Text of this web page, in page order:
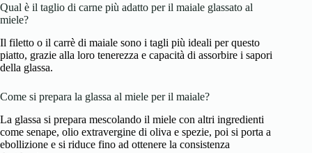
Qual è il taglio di carne più adatto per il maiale glassato al
miele?
Il filetto o il carrè di maiale sono i tagli più ideali per questo
piatto, grazie alla loro tenerezza e capacità di assorbire i sapori
della glassa.
Come si prepara la glassa al miele per il maiale?
La glassa si prepara mescolando il miele con altri ingredienti
come senape, olio extravergine di oliva e spezie, poi si porta a
ebollizione e si riduce fino ad ottenere la consistenza